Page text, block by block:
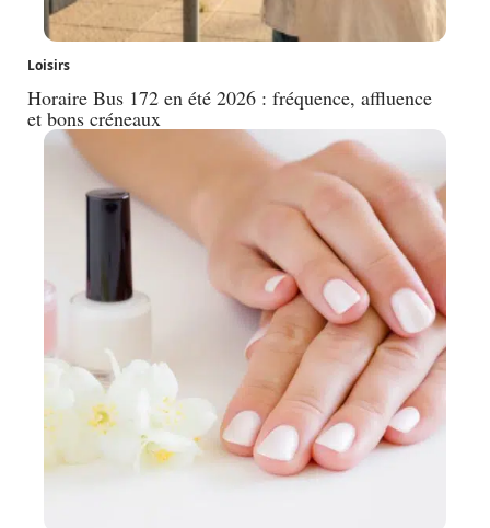
Loisirs
Horaire Bus 172 en été 2026 : fréquence, affluence
et bons créneaux